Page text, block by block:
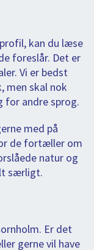
kan du læse
foreslår. Det er
Vi er bedst
men skal nok
for andre sprog.
med på
de fortæller om
natur og
særligt.
Er det
gerne vil have